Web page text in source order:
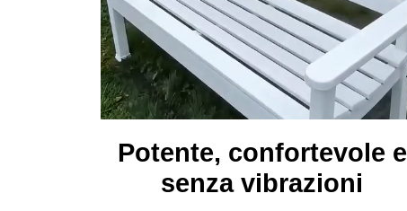
Potente, confortevole e
senza vibrazioni